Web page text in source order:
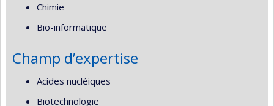
Chimie
Bio-informatique
Champ d’expertise
Acides nucléiques
Biotechnologie